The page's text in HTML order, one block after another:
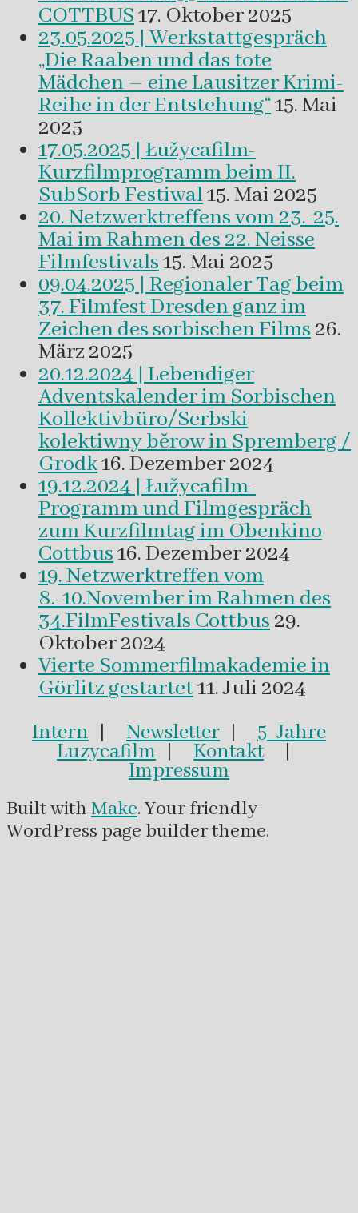
COTTBUS17. Oktober 2025
23.05.2025 | Werkstattgespräch
„Die Raaben und das tote
Mädchen – eine Lausitzer Krimi-
Reihe in der Entstehung“15. Mai
2025
17.05.2025 | Łužycafilm-
Kurzfilmprogramm beim II.
SubSorb Festiwal15. Mai 2025
20. Netzwerktreffens vom 23.-25.
Mai im Rahmen des 22. Neisse
Filmfestivals15. Mai 2025
09.04.2025 | Regionaler Tag beim
37. Filmfest Dresden ganz im
Zeichen des sorbischen Films26.
März 2025
20.12.2024 | Lebendiger
Adventskalender im Sorbischen
Kollektivbüro/Serbski
kolektiwny běrow in Spremberg /
Grodk16. Dezember 2024
19.12.2024 | Łužycafilm-
Programm und Filmgespräch
zum Kurzfilmtag im Obenkino
Cottbus16. Dezember 2024
19. Netzwerktreffen vom
8.-10.November im Rahmen des
34.FilmFestivals Cottbus29.
Oktober 2024
Vierte Sommerfilmakademie in
Görlitz gestartet11. Juli 2024
Intern | Newsletter | 5 Jahre
Luzycafilm | Kontakt|
Impressum
Built with Make. Your friendly
WordPress page builder theme.